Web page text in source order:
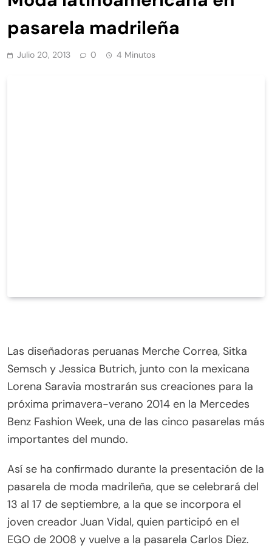
pasarela madrileña
Julio 20, 2013 0 4 Minutos
Las diseñadoras peruanas Merche Correa, Sitka
Semsch y Jessica Butrich, junto con la mexicana
Lorena Saravia mostrarán sus creaciones para la
próxima primavera-verano 2014 en la Mercedes
Benz Fashion Week, una de las cinco pasarelas más
importantes del mundo.
Así se ha confirmado durante la presentación de la
pasarela de moda madrileña, que se celebrará del
13 al 17 de septiembre, a la que se incorpora el
joven creador Juan Vidal, quien participó en el
EGO de 2008 y vuelve a la pasarela Carlos Diez.